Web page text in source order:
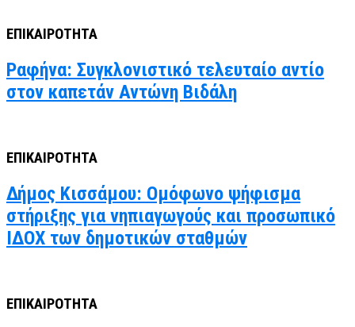
ΕΠΙΚΑΙΡΟΤΗΤΑ
Ραφήνα: Συγκλονιστικό τελευταίο αντίο
στον καπετάν Αντώνη Βιδάλη
ΕΠΙΚΑΙΡΟΤΗΤΑ
Δήμος Κισσάμου: Ομόφωνο ψήφισμα
στήριξης για νηπιαγωγούς και προσωπικό
ΙΔΟΧ των δημοτικών σταθμών
ΕΠΙΚΑΙΡΟΤΗΤΑ